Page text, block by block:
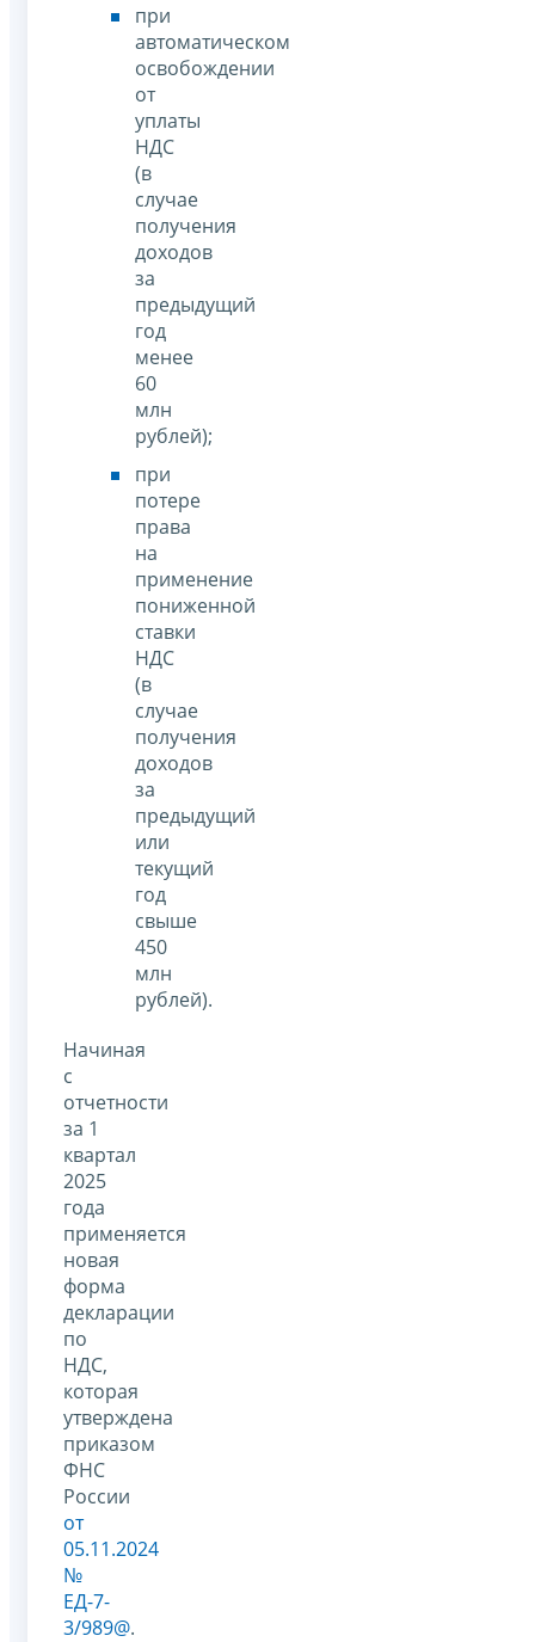
при
автоматическом
освобождении
от
уплаты
НДС
(в
случае
получения
доходов
за
предыдущий
год
менее
60
млн
рублей);
при
потере
права
на
применение
пониженной
ставки
НДС
(в
случае
получения
доходов
за
предыдущий
или
текущий
год
свыше
450
млн
рублей).
Начиная
с
отчетности
за 1
квартал
2025
года
применяется
новая
форма
декларации
по
НДС,
которая
утверждена
приказом
ФНС
России
от
05.11.2024
№
ЕД-7-
3/989@.